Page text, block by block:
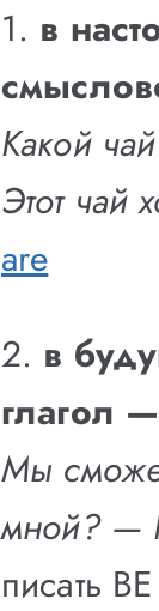
1. в
Какой
Этот чай
are
2. в
глагол
Мы
мной? —
писать